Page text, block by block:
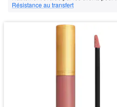
Résistance au transfert